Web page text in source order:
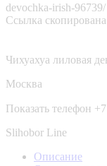
devochka-irish-96739/
Ссылка скопирована
Чихуахуа лиловая
Москва
Показать телефон
Slihobor Line
Описание